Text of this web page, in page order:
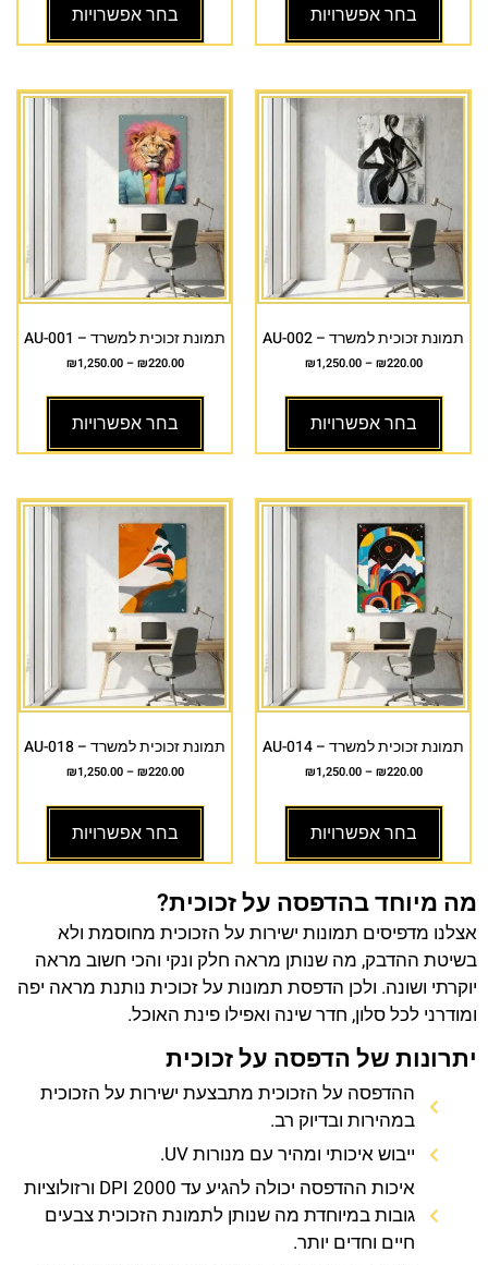
בחר אפשרויות בחר אפשרויות
תמונת זכוכית למשרד – AU-002
₪220.00
–
₪1,250.00
בחר אפשרויות
תמונת זכוכית למשרד – AU-001
₪220.00
–
₪1,250.00
בחר אפשרויות
תמונת זכוכית למשרד – AU-014
₪220.00
–
₪1,250.00
בחר אפשרויות
תמונת זכוכית למשרד – AU-018
₪220.00
–
₪1,250.00
בחר אפשרויות
מה מיוחד בהדפסה על זכוכית?
אצלנו מדפיסים תמונות ישירות על הזכוכית מחוסמת ולא
בשיטת ההדבק, מה שנותן מראה חלק ונקי והכי חשוב מראה
יוקרתי ושונה. ולכן הדפסת תמונות על זכוכית נותנת מראה יפה
ומודרני לכל סלון, חדר שינה ואפילו פינת האוכל.
יתרונות של הדפסה על זכוכית
ההדפסה על הזכוכית מתבצעת ישירות על הזכוכית
במהירות ובדיוק רב.
ייבוש איכותי ומהיר עם מנורות UV.
איכות ההדפסה יכולה להגיע עד 2000 DPI ורזולוציות
גובות במיוחדת מה שנותן לתמונת הזכוכית צבעים
חיים וחדים יותר.